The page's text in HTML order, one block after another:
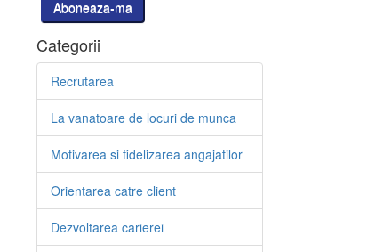
Categorii
Recrutarea
La vanatoare de locuri de munca
Motivarea si fidelizarea angajatilor
Orientarea catre client
Dezvoltarea carierei